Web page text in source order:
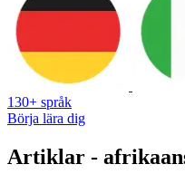
130+ språk
Börja lära dig
Artiklar -